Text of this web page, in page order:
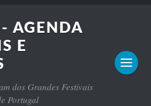
AGENDA
E
dos Grandes Festivais
Portugal